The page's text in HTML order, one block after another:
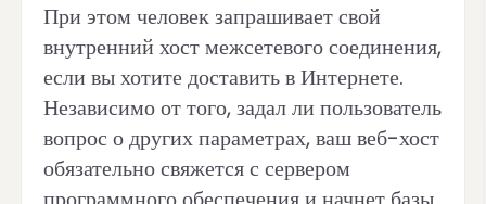
При этом человек запрашивает свой
внутренний хост межсетевого соединения,
если вы хотите доставить в Интернете.
Независимо от того, задал ли пользователь
вопрос о других параметрах, ваш веб-хост
обязательно свяжется с сервером